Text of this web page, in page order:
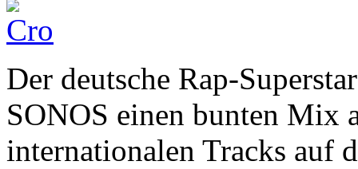
Der deutsche Rap-
SONOS einen bunten Mix
internationalen Tracks auf